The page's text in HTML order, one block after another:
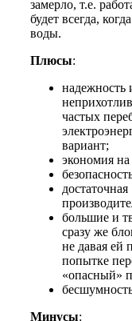
замерло, т.е.
будет всегда,
воды.
Плюсы:
надежность
частых
вариант;
экономия на
достаточная
большие и
сразу же
не давая ей
попытке
«опасный»
Минусы: